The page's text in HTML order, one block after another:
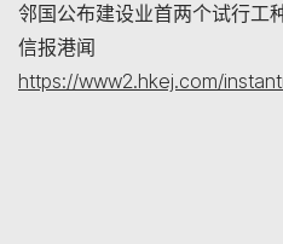
邻国公布建设业首两个试行工
信报港闻
https://www2.hkej.com/